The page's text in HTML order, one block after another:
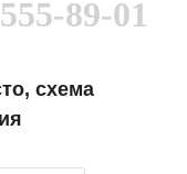
89-01
схема